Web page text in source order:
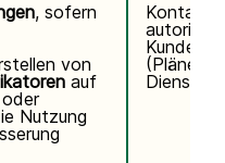
, sofern
von
auf
Nutzung
(Pläne,